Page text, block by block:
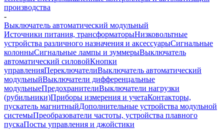
производства
-
Выключатель автоматический модульный
Источники питания, трансформаторыНизковольтные
устройства различного назначения и аксессуарыСигнальные
колонныСигнальные лампы и зуммерыВыключатель
автоматический силовойКнопки
управленияПереключателиВыключатель автоматический
модульныйВыключатели дифференцальные
модульныеПредохранителиВыключатели нагрузки
(рубильники)Приборы измерения и учетаКонтакторы,
пускатель магнитныйДополнительные устройства модульной
системыПреобразователи частоты, устройства плавного
пускаПосты управления и джойстики